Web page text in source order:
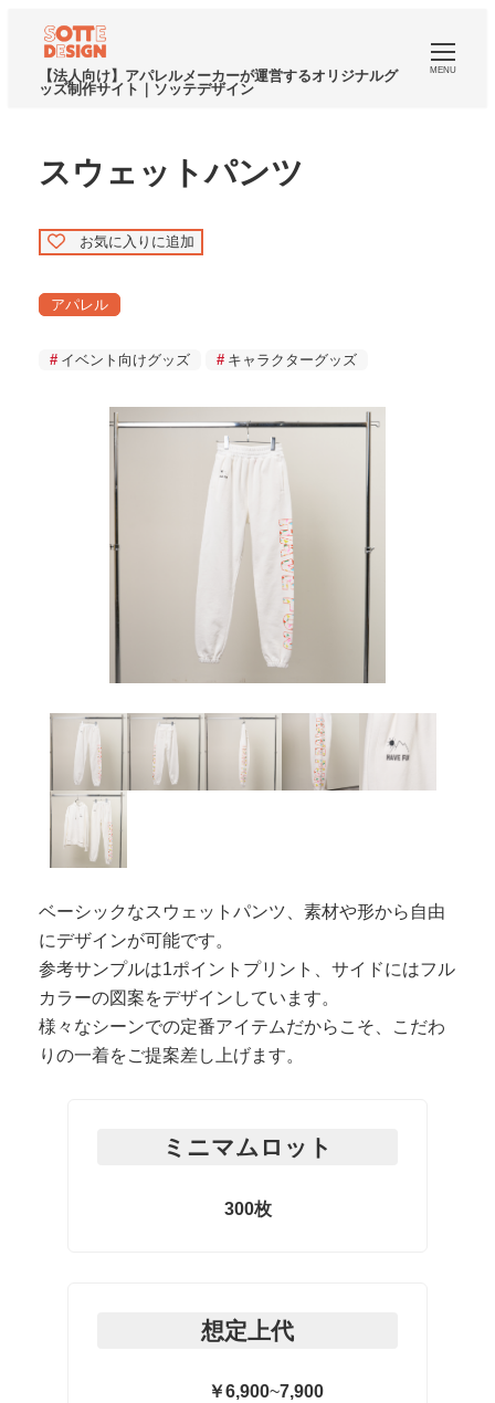
【法人向け】アパレルメーカーが運営するオリジナルグ
ッズ制作サイト｜ソッテデザイン
MENU
スウェットパンツ
お気に入りに追加
アパレル
イベント向けグッズ キャラクターグッズ
ベーシックなスウェットパンツ、素材や形から自由
にデザインが可能です。
参考サンプルは1ポイントプリント、サイドにはフル
カラーの図案をデザインしています。
様々なシーンでの定番アイテムだからこそ、こだわ
りの一着をご提案差し上げます。
ミニマムロット
300枚
想定上代
￥6,900~7,900